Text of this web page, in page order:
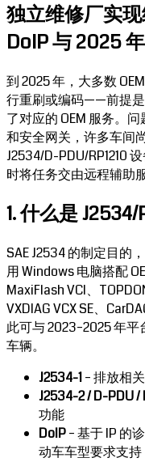
独立维修厂实现
DoIP 与 2025
到 2025 年，大多数
行重刷或编码——前提
了对应的 OEM 服务。
和安全网关，许多车间
J2534/D-PDU/RP1210
时将任务交由远程辅助
1. 什么是
SAE J2534 的制定目的
用 Windows 电脑搭配
MaxiFlash VCI、
VXDIAG VCX SE、
此可与 2023–2025 年平
车辆。
J2534-1– 排放相
J2534-2 / D-PDU /
功能
DoIP– 基于 IP 的
动车车型要求支持